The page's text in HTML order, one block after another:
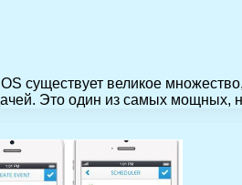
существует великое
Это один из самых мощных,